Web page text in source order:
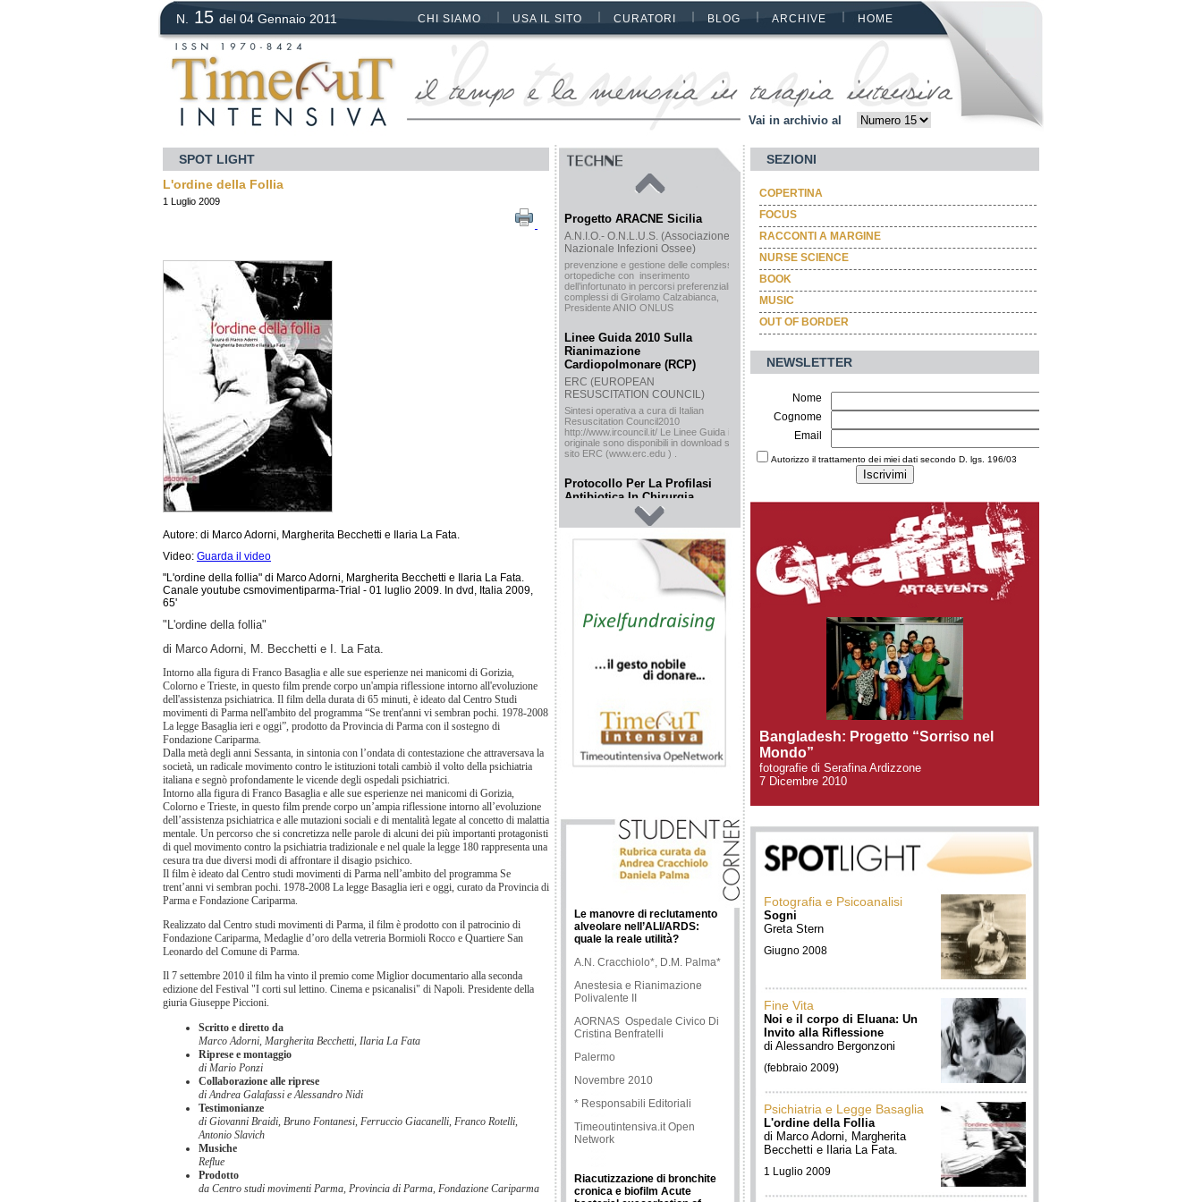
N. 15 del 04 Gennaio 2011 CHI SIAMO USA IL SITO CURATORI BLOG ARCHIVE HOME
Vai in archivio al
SPOT LIGHT
L'ordine della Follia
1 Luglio 2009
Autore: di Marco Adorni, Margherita Becchetti e Ilaria La Fata.
Video: Guarda il video
"L'ordine della follia" di Marco Adorni, Margherita Becchetti e Ilaria La Fata.
Canale youtube csmovimentiparma-Trial - 01 luglio 2009. In dvd, Italia 2009,
65'
"L'ordine della follia"
di Marco Adorni, M. Becchetti e I. La Fata.
Intorno alla figura di Franco Basaglia e alle sue esperienze nei manicomi di Gorizia,
Colorno e Trieste, in questo film prende corpo un'ampia riflessione intorno all'evoluzione
dell'assistenza psichiatrica. Il film della durata di 65 minuti, è ideato dal Centro Studi
movimenti di Parma nell'ambito del programma “Se trent'anni vi sembran pochi. 1978-2008
La legge Basaglia ieri e oggi”, prodotto da Provincia di Parma con il sostegno di
Fondazione Cariparma.
Dalla metà degli anni Sessanta, in sintonia con l’ondata di contestazione che attraversava la
società, un radicale movimento contro le istituzioni totali cambiò il volto della psichiatria
italiana e segnò profondamente le vicende degli ospedali psichiatrici.
Intorno alla figura di Franco Basaglia e alle sue esperienze nei manicomi di Gorizia,
Colorno e Trieste, in questo film prende corpo un’ampia riflessione intorno all’evoluzione
dell’assistenza psichiatrica e alle mutazioni sociali e di mentalità legate al concetto di malattia
mentale. Un percorso che si concretizza nelle parole di alcuni dei più importanti protagonisti
di quel movimento contro la psichiatria tradizionale e nel quale la legge 180 rappresenta una
cesura tra due diversi modi di affrontare il disagio psichico.
Il film è ideato dal Centro studi movimenti di Parma nell’ambito del programma Se
trent’anni vi sembran pochi. 1978-2008 La legge Basaglia ieri e oggi, curato da Provincia di
Parma e Fondazione Cariparma.
Realizzato dal Centro studi movimenti di Parma, il film è prodotto con il patrocinio di
Fondazione Cariparma, Medaglie d’oro della vetreria Bormioli Rocco e Quartiere San
Leonardo del Comune di Parma.
Il 7 settembre 2010 il film ha vinto il premio come Miglior documentario alla seconda
edizione del Festival "I corti sul lettino. Cinema e psicanalisi" di Napoli. Presidente della
giuria Giuseppe Piccioni.
Scritto e diretto da
Marco Adorni, Margherita Becchetti, Ilaria La Fata
Riprese e montaggio
di Mario Ponzi
Collaborazione alle riprese
di Andrea Galafassi e Alessandro Nidi
Testimonianze
di Giovanni Braidi, Bruno Fontanesi, Ferruccio Giacanelli, Franco Rotelli,
Antonio Slavich
Musiche
Reflue
Prodotto
da Centro studi movimenti Parma, Provincia di Parma, Fondazione Cariparma
Progetto ARACNE Sicilia
A.N.I.O.- O.N.L.U.S. (Associazione
Nazionale Infezioni Ossee)
prevenzione e gestione delle complessità
ortopediche con inserimento
dell’infortunato in percorsi preferenziali e
complessi di Girolamo Calzabianca,
Presidente ANIO ONLUS
Linee Guida 2010 Sulla
Rianimazione
Cardiopolmonare (RCP)
ERC (EUROPEAN
RESUSCITATION COUNCIL)
Sintesi operativa a cura di Italian
Resuscitation Council2010
http://www.ircouncil.it/ Le Linee Guida in
originale sono disponibili in download sul
sito ERC (www.erc.edu ) .
Protocollo Per La Profilasi
Antibiotica In Chirurgia
Dr.ssa G. Lazzaro
U.O. II Anestesia e Rianimazione “G.
Trombino” Direttore: Dr. R. Tetamo R E
G I O N E S I C I L I A N A AZIENDA DI
RILIEVO NAZIONALE E DI ALTA
SPECIALIZZAZIONE CIVICO - DI
CRISTINA – BENFRATELLI PALERMO
M. Pizzuto, S. Conte, S. D’Anna
Stroke Anno 5 Numero 1 Settembre 2006
Depressione Post-Stroke
V. Andreone
Linee Guida Esistenti per il
Trattamento delle Infezioni
Intraddominali - Intra-
abdominal infections: analysis
of current guidelines
1Dipartimento di Malattie Infettive,
Seconda Università di Napoli;
2Dipartimento di Malattie Infettive,
Medicina, Supplemento 1, Febbraio 2008
Un Caso di Sepsi da MRSA
Complicata da
Meningoencefalite ed Ascesso
successo con Linezolid
Gianni Gattuso, Loredana
Alii
(CA-MRSA) sepsis complicated by
meningoencephalitis and cerebral
Palvarini
1 , Donatella Tomasoni 1 ,
Ferdinando Ferri , Alfredo Scalzini
Operativa Malattie Infettive,Laboratorio
Le manovre di reclutamento
alveolare nell’ALI/ARDS:
quale la reale utilità?
A.N. Cracchiolo*, D.M. Palma*
Anestesia e Rianimazione
Polivalente II
AORNAS Ospedale Civico Di
Cristina Benfratelli
Palermo
Novembre 2010
* Responsabili Editoriali
Timeoutintensiva.it Open
Network
Riacutizzazione di bronchite
cronica e biofilm Acute
SEZIONI
COPERTINA
FOCUS
RACCONTI A MARGINE
NURSE SCIENCE
BOOK
MUSIC
OUT OF BORDER
NEWSLETTER
Nome
Cognome
Email
Autorizzo il trattamento dei miei dati secondo D. lgs. 196/03
Bangladesh: Progetto “Sorriso nel
Mondo”
fotografie di Serafina Ardizzone
7 Dicembre 2010
Fotografia e Psicoanalisi
Sogni
Greta Stern
Giugno 2008
Fine Vita
Noi e il corpo di Eluana: Un
Invito alla Riflessione
di Alessandro Bergonzoni
(febbraio 2009)
Psichiatria e Legge Basaglia
L'ordine della Follia
di Marco Adorni, Margherita
Becchetti e Ilaria La Fata.
1 Luglio 2009